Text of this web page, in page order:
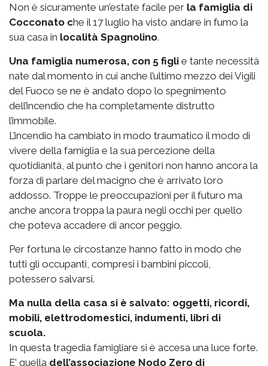
Non è sicuramente un’estate facile per la famiglia di
Cocconato che il 17 luglio ha visto andare in fumo la
sua casa in località Spagnolino.
Una famiglia numerosa, con 5 figli e tante necessità
nate dal momento in cui anche l’ultimo mezzo dei Vigili
del Fuoco se ne è andato dopo lo spegnimento
dell’incendio che ha completamente distrutto
l’immobile.
L’incendio ha cambiato in modo traumatico il modo di
vivere della famiglia e la sua percezione della
quotidianità, al punto che i genitori non hanno ancora la
forza di parlare del macigno che è arrivato loro
addosso. Troppe le preoccupazioni per il futuro ma
anche ancora troppa la paura negli occhi per quello
che poteva accadere di ancor peggio.
Per fortuna le circostanze hanno fatto in modo che
tutti gli occupanti, compresi i bambini piccoli,
potessero salvarsi.
Ma nulla della casa si è salvato: oggetti, ricordi,
mobili, elettrodomestici, indumenti, libri di
scuola.
In questa tragedia famigliare si è accesa una luce forte.
E’ quella dell’associazione Nodo Zero di